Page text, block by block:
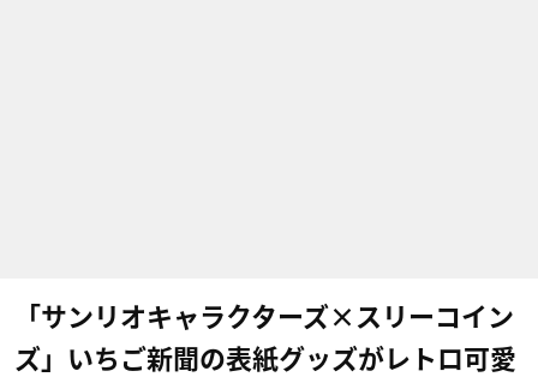
「サンリオキャラクターズ×スリーコイン
ズ」いちご新聞の表紙グッズがレトロ可愛